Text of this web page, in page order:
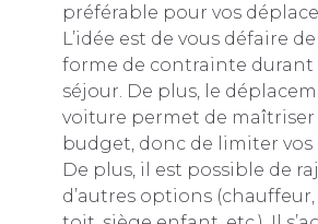
préférable pour vos
L’idée est de vous défaire
forme de contrainte durant
séjour. De plus, le
voiture permet de maîtriser
budget, donc de limiter vos
De plus, il est possible de
d’autres options